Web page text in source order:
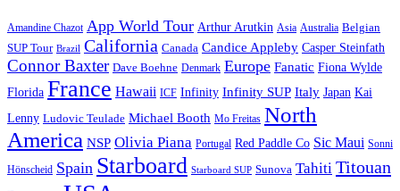
Amandine Chazot App World Tour Arthur Arutkin Asia Australia Belgian
SUP Tour Brazil California Canada Candice Appleby Casper Steinfath
Connor Baxter Dave Boehne Denmark Europe Fanatic Fiona Wylde
Florida France Hawaii ICF Infinity Infinity SUP Italy Japan Kai
Lenny Ludovic Teulade Michael Booth Mo Freitas North
America NSP Olivia Piana Portugal Red Paddle Co Sic Maui Sonni
Hönscheid Spain Starboard Starboard SUP Sunova Tahiti Titouan